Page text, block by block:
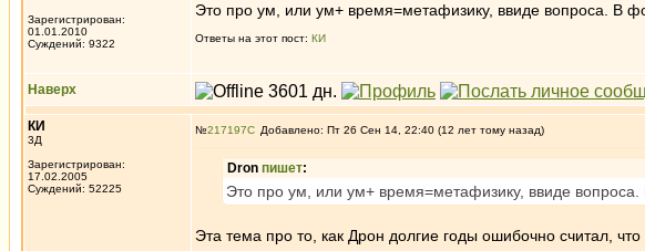
Зарегистрирован:
01.01.2010
Суждений: 9322
Это про ум, или ум+ время=метафизику, ввиде вопроса. В
Ответы на этот пост: КИ
Наверх
КИ
3Д
Зарегистрирован:
17.02.2005
Суждений: 52225
№217197 Добавлено: Пт 26 Сен 14, 22:40 (12 лет тому назад)
Dron пишет:
Это про ум, или ум+ время=метафизику, ввиде
Эта тема про то, как Дрон долгие годы ошибочно считал,